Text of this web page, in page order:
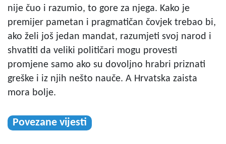
nije čuo i razumio, to gore za njega. Kako je
premijer pametan i pragmatičan čovjek trebao bi,
ako želi još jedan mandat, razumjeti svoj narod i
shvatiti da veliki političari mogu provesti
promjene samo ako su dovoljno hrabri priznati
greške i iz njih nešto nauče. A Hrvatska zaista
mora bolje.
Povezane vijesti